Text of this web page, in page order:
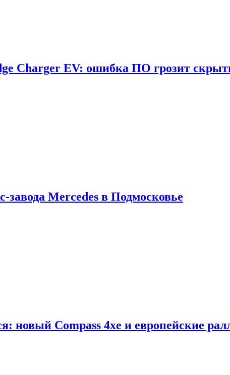
Charger EV: ошибка ПО грозит
завода Mercedes в Подмосковье
новый Compass 4xe и европейские